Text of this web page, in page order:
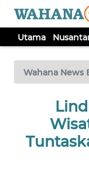
Utama
Wahana News
TV
Tutup
NUSANTARA